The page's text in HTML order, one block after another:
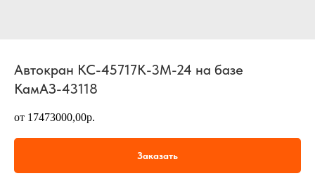
Автокран КС-45717К-3М-24 на базе
КамАЗ-43118
от 17473000,00р.
Заказать